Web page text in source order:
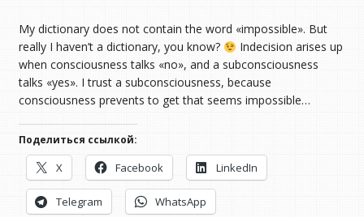
My dictionary does not contain the word «impossible». But
really I haven’t a dictionary, you know?
Indecision arises up
when consciousness talks «no», and a subconsciousness
talks «yes». I trust a subconsciousness, because
consciousness prevents to get that seems impossible…
Поделиться ссылкой:
X Facebook LinkedIn
Telegram WhatsApp